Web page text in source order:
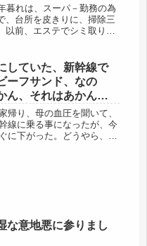
暮れは、スーパ－勤務の為
、台所を皮きりに、掃除三
前、エステでシミ取りの
していた、新幹線で
ーフサンド、なの
ん、それはあかんだ
。
帰り、母の血圧を聞いて、
線に乗る事になったが、今
に下がった。どうやら、降
な意地悪に参りまし